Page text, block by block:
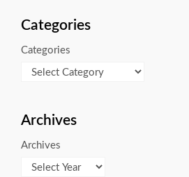
Categories
Categories
Archives
Archives